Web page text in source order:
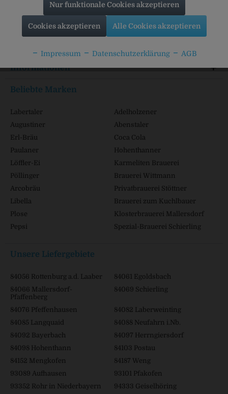
Service Hotline
Informationen
Beliebte Marken
Labertaler
Adelholzener
Augustiner
Abenstaler
Erl-Bräu
Coca Cola
Paulaner
Hohenthanner
Löffler-Ei
Karmeliten Brauerei
Pöllinger
Brauerei Wittmann
Arcobräu
Privatbrauerei Stöttner
Libella
Brauerei zum Kuchlbauer
Plose
Klosterbrauerei Mallersdorf
Pepsi
Spezial-Brauerei Schierling
Unsere Liefergebiete
84056 Rottenburg a.d. Laaber
84061 Egoldsbach
84066 Mallersdorf-
Pfaffenberg
84069 Schierling
84076 Pfeffenhausen
84082 Laberweinting
84085 Langquaid
84088 Neufahrn i.Nb.
84092 Bayerbach
84097 Herrngiersdorf
84098 Hohenthann
84103 Postau
84152 Mengkofen
84187 Weng
93089 Aufhausen
93101 Pfakofen
93352 Rohr in Niederbayern
94333 Geiselhöring
Nur funktionale Cookies akzeptieren
Cookies akzeptieren Alle Cookies akzeptieren
Impressum Datenschutzerklärung AGB